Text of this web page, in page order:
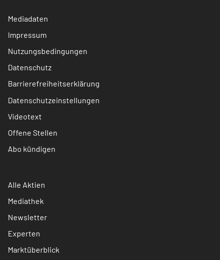
Mediadaten
Impressum
Nutzungsbedingungen
Datenschutz
Barrierefreiheitserklärung
Datenschutzeinstellungen
Videotext
Offene Stellen
Abo kündigen
Alle Aktien
Mediathek
Newsletter
Experten
Marktüberblick